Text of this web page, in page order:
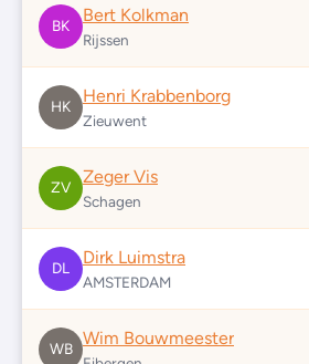
BK
Bert Kolkman
Rijssen
HK
Henri Krabbenborg
Zieuwent
ZV
Zeger Vis
Schagen
DL
Dirk Luimstra
AMSTERDAM
WB
Wim Bouwmeester